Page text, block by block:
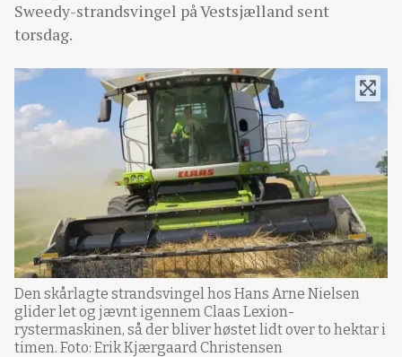
Sweedy-strandsvingel på Vestsjælland sent
torsdag.
Den skårlagte strandsvingel hos Hans Arne Nielsen
glider let og jævnt igennem Claas Lexion-
rystermaskinen, så der bliver høstet lidt over to hektar i
timen. Foto: Erik Kjærgaard Christensen